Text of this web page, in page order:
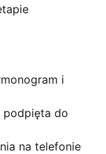
i
podpięta do
na telefonie